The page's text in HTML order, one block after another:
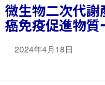
微生物二次代謝
癌免疫促進物質
2024年4月18日